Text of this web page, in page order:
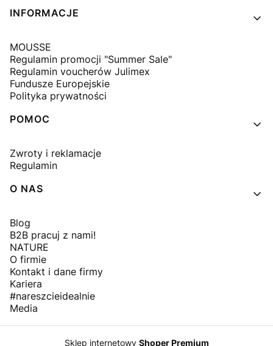
INFORMACJE
MOUSSE
Regulamin promocji "Summer Sale"
Regulamin voucherów Julimex
Fundusze Europejskie
Polityka prywatności
POMOC
Zwroty i reklamacje
Regulamin
O NAS
Blog
B2B pracuj z nami!
NATURE
O firmie
Kontakt i dane firmy
Kariera
#nareszcieidealnie
Media
Sklep internetowy Shoper Premium